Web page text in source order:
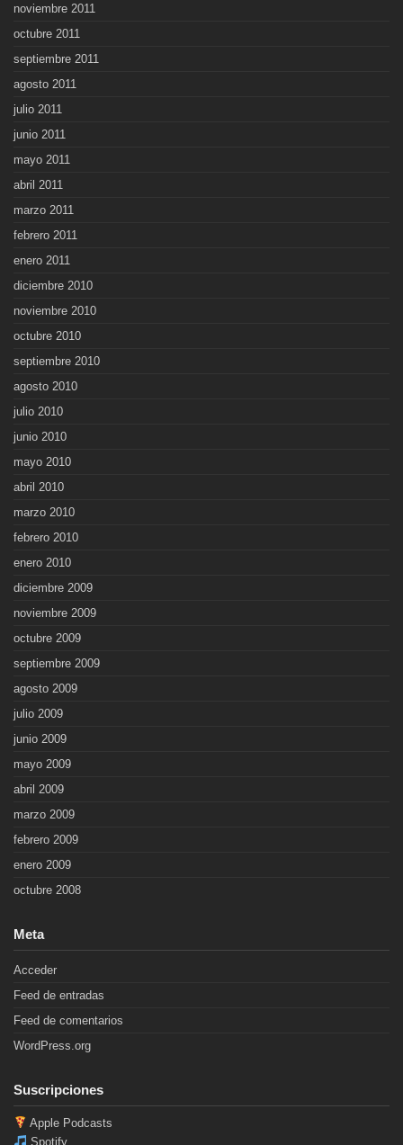
noviembre 2011
octubre 2011
septiembre 2011
agosto 2011
julio 2011
junio 2011
mayo 2011
abril 2011
marzo 2011
febrero 2011
enero 2011
diciembre 2010
noviembre 2010
octubre 2010
septiembre 2010
agosto 2010
julio 2010
junio 2010
mayo 2010
abril 2010
marzo 2010
febrero 2010
enero 2010
diciembre 2009
noviembre 2009
octubre 2009
septiembre 2009
agosto 2009
julio 2009
junio 2009
mayo 2009
abril 2009
marzo 2009
febrero 2009
enero 2009
octubre 2008
Meta
Acceder
Feed de entradas
Feed de comentarios
WordPress.org
Suscripciones
Apple Podcasts
Spotify